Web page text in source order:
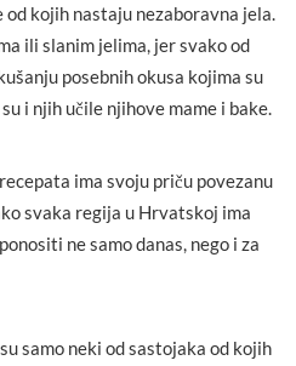
kojih nastaju nezaboravna jela.
ili slanim jelima, jer svako od
posebnih okusa kojima su
i njih učile njihove mame i bake.
ima svoju priču povezanu
svaka regija u Hrvatskoj ima
ne samo danas, nego i za
samo neki od sastojaka od kojih